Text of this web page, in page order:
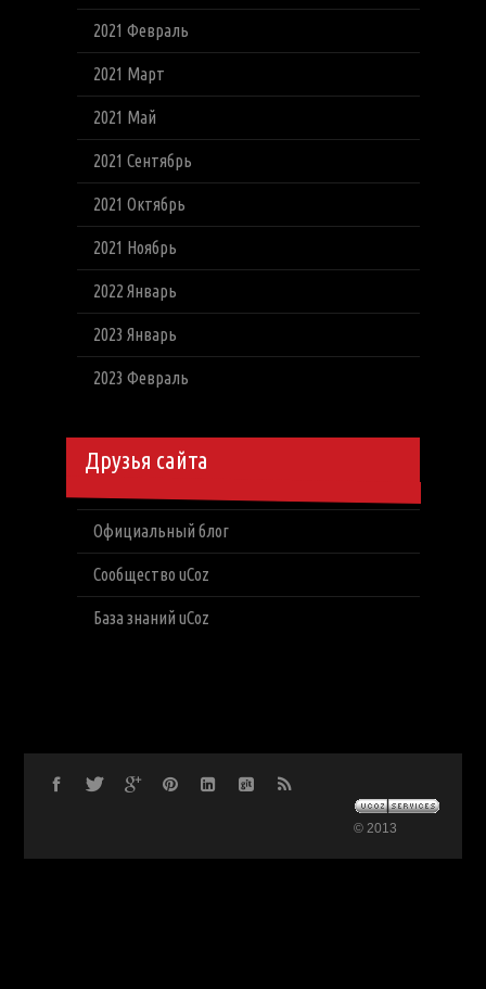
2021 Февраль
2021 Март
2021 Май
2021 Сентябрь
2021 Октябрь
2021 Ноябрь
2022 Январь
2023 Январь
2023 Февраль
Друзья сайта
Официальный блог
Сообщество uCoz
База знаний uCoz
© 2013